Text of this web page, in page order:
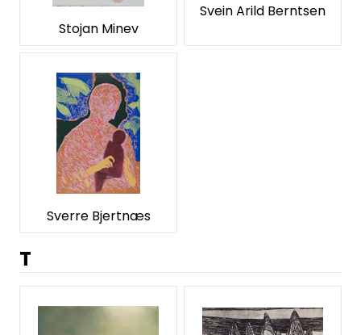
Stojan Minev
Svein Arild Berntsen
Sverre Bjertnæs
T